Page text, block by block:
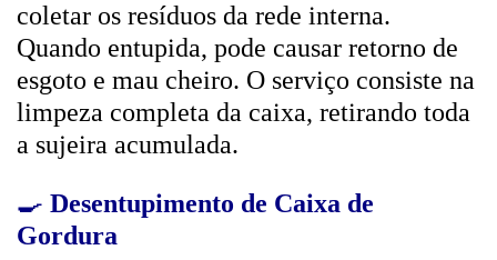
coletar os resíduos da rede interna.
Quando entupida, pode causar retorno de
esgoto e mau cheiro. O serviço consiste na
limpeza completa da caixa, retirando toda
a sujeira acumulada.
🍳 Desentupimento de Caixa de
Gordura